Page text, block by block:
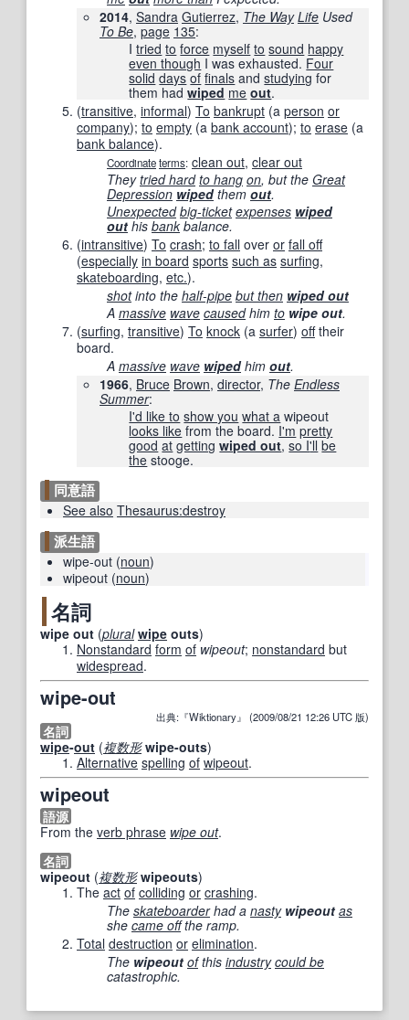
2014, Sandra Gutierrez, The Way Life Used
To Be, page 135:
Itried to force myself to sound happy
even though I was exhausted. Four
solid days of finals andstudying for
them hadwiped me out.
(transitive, informal) To bankrupt (a person or
company); to empty (a bank account); to erase (a
bank balance).
Coordinateterms: clean out, clear out
Theytried hard to hang on, but the Great
Depression wipedthem out.
Unexpected big-ticket expenses wiped
out his bank balance.
(intransitive) To crash; to fall over or fall off
(especially in board sports such as surfing,
skateboarding, etc.).
shotinto the half-pipe but then wiped out
A massive wave causedhim to wipe out.
(surfing, transitive) To knock (a surfer) offtheir
board.
A massive wave wipedhim out.
1966, Bruce Brown, director, The Endless
Summer:
I'd like to show you what a wipeout
looks like from the board. I'm pretty
good at getting wiped out,so I'll be
the stooge.
同意語
See also Thesaurus:destroy
派生語
wipe-out (noun)
wipeout (noun)
名詞
wipe out (plural wipe outs)
Nonstandard form of wipeout; nonstandard but
widespread.
wipe-out
出典:『Wiktionary』 (2009/08/21 12:26 UTC 版)
名詞
wipe-out (複数形 wipe-outs)
Alternative spelling of wipeout.
wipeout
語源
From the verb phrase wipe out.
名詞
wipeout (複数形 wipeouts)
The act of colliding or crashing.
The skateboarderhad a nasty wipeout as
she came offthe ramp.
Total destruction or elimination.
The wipeout ofthis industry could be
catastrophic.